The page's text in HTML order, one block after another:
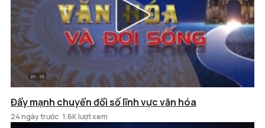
Đẩy mạnh chuyển đổi số lĩnh vực văn hóa
24 ngày trước 1.6K lượt xem